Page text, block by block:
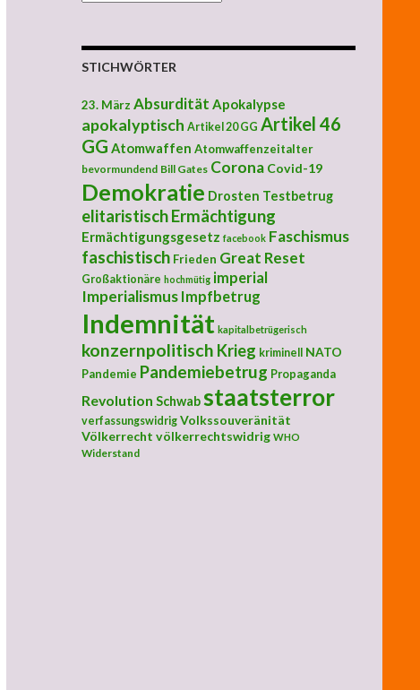
STICHWÖRTER
23. März Absurdität Apokalypse
apokalyptisch Artikel 20 GG Artikel 46
GG Atomwaffen Atomwaffenzeitalter
bevormundend Bill Gates Corona Covid-19
Demokratie Drosten Testbetrug
elitaristischErmächtigung
Ermächtigungsgesetz facebook Faschismus
faschistisch Frieden Great Reset
Großaktionäre hochmütig imperial
Imperialismus Impfbetrug
Indemnität kapitalbetrügerisch
konzernpolitisch Krieg kriminell
NATO
Pandemie Pandemiebetrug Propaganda
Revolution Schwabstaatsterror
verfassungswidrig Volkssouveränität
Völkerrecht völkerrechtswidrig WHO
Widerstand